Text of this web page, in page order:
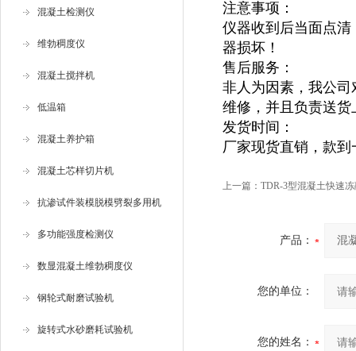
混凝土检测仪
维勃稠度仪
混凝土搅拌机
低温箱
混凝土养护箱
混凝土芯样切片机
抗渗试件装模脱模劈裂多用机
多功能强度检测仪
数显混凝土维勃稠度仪
钢轮式耐磨试验机
旋转式水砂磨耗试验机
注意事项：
仪器收到后当面点
器损坏！
售后服务：
非人为因素，我公
维修，并且负责送
发货时间：
厂家现货直销，款
上一篇： TDR-3型混凝土快速
产品：
您的单位：
您的姓名：